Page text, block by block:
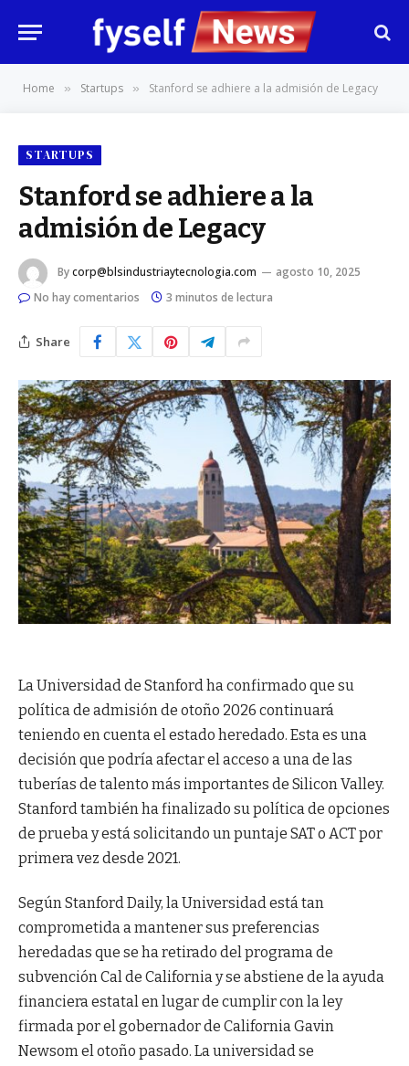
Home » Startups » Stanford se adhiere a la admisión de Legacy
STARTUPS
Stanford se adhiere a la
admisión de Legacy
Bycorp@blsindustriaytecnologia.com
agosto 10, 2025
No hay comentarios
3 minutos de lectura
Share
La Universidad de Stanford ha confirmado que su
política de admisión de otoño 2026 continuará
teniendo en cuenta el estado heredado. Esta es una
decisión que podría afectar el acceso a una de las
tuberías de talento más importantes de Silicon Valley.
Stanford también ha finalizado su política de opciones
de prueba y está solicitando un puntaje SAT o ACT por
primera vez desde 2021.
Según Stanford Daily, la Universidad está tan
comprometida a mantener sus preferencias
heredadas que se ha retirado del programa de
subvención Cal de California y se abstiene de la ayuda
financiera estatal en lugar de cumplir con la ley
firmada por el gobernador de California Gavin
Newsom el otoño pasado. La universidad se